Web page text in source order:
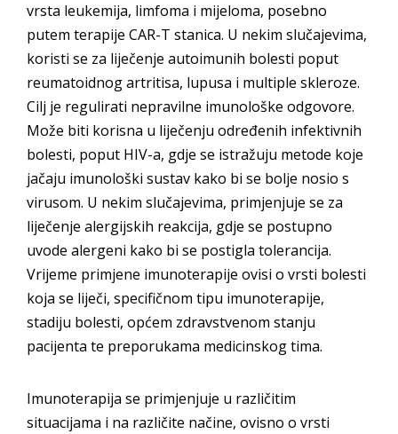
vrsta leukemija, limfoma i mijeloma, posebno
putem terapije CAR-T stanica. U nekim slučajevima,
koristi se za liječenje autoimunih bolesti poput
reumatoidnog artritisa, lupusa i multiple skleroze.
Cilj je regulirati nepravilne imunološke odgovore.
Može biti korisna u liječenju određenih infektivnih
bolesti, poput HIV-a, gdje se istražuju metode koje
jačaju imunološki sustav kako bi se bolje nosio s
virusom. U nekim slučajevima, primjenjuje se za
liječenje alergijskih reakcija, gdje se postupno
uvode alergeni kako bi se postigla tolerancija.
Vrijeme primjene imunoterapije ovisi o vrsti bolesti
koja se liječi, specifičnom tipu imunoterapije,
stadiju bolesti, općem zdravstvenom stanju
pacijenta te preporukama medicinskog tima.
Imunoterapija se primjenjuje u različitim
situacijama i na različite načine, ovisno o vrsti